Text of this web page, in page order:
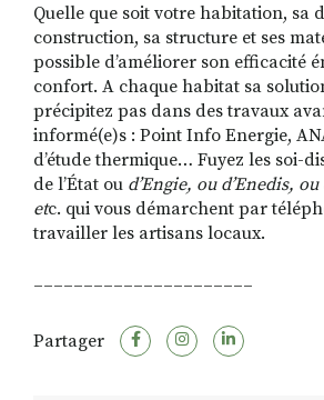
Quelle que soit votre habitation, sa
construction, sa structure et ses
possible d’améliorer son efficacité
confort. A chaque habitat sa
précipitez pas dans des travaux
informé(e)s : Point Info Energie,
d’étude thermique… Fuyez les soi-
de l’État ou d’Engie, ou d’Enedis,
etc. qui vous démarchent par
travailler les artisans locaux.
Partager